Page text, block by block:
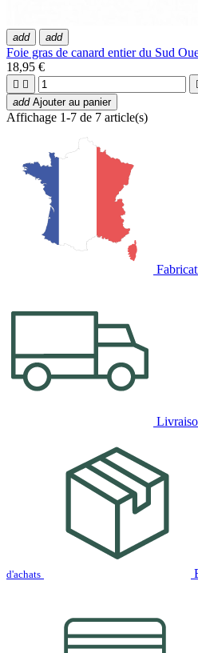
add add
Foie gras de canard entier du Sud
18,95 €
 
add Ajouter au panier
Affichage 1-7 de 7 article(s)
d'achats